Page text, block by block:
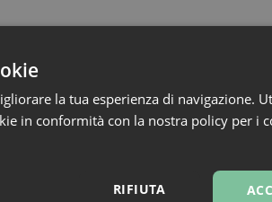
tante farmacie su questi temi, che non
fattori come la stanchezza, il focus, il
è neanche nostro compito quello di
punto di vista.
Questa è la chiave culturale da
della professione del domani. Finché
si può, se va bene, se il cliente
la tua esperienza di navigazione.
in conformità con la nostra policy per i
RIFIUTA